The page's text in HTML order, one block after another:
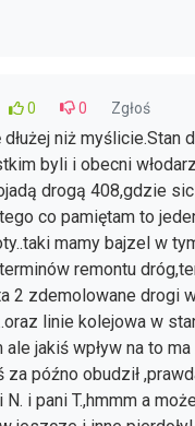
0 0 Zgłoś
niż myślicie.Stan
byli i obecni
drogą 408,gdzie
co pamiętam to
mamy bajzel w
remontu
2 zdemolowane drogi
linie kolejowa w
jakiś wpływ na to ma
późno obudził
i pani T.,hmmm a